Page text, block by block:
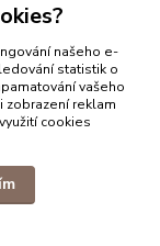
našeho e-
statistik o
vašeho
zobrazení reklam
cookies